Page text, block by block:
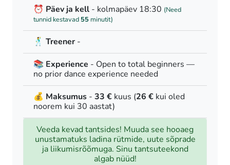
⏰ Päev ja kell - kolmapäev 18:30 (Need
tunnid kestavad 55 minutit)
🕺 Treener -
📚 Experience - Open to total beginners —
no prior dance experience needed
💰 Maksumus - 33 € kuus (26 € kui oled
noorem kui 30 aastat)
Veeda kevad tantsides! Muuda see hooaeg
unustamatuks ladina rütmide, uute sõprade
ja liikumisrõõmuga. Sinu tantsuteekond
algab nüüd!